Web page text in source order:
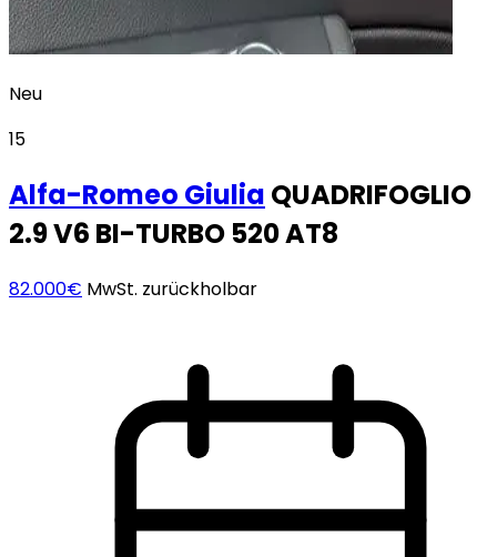
Neu
15
Alfa-Romeo Giulia QUADRIFOGLIO
2.9 V6 BI-TURBO 520 AT8
82.000€ MwSt. zurückholbar